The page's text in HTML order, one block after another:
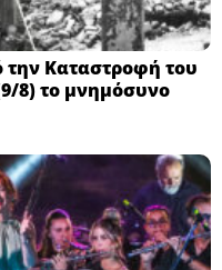
την Καταστροφή του
8) το μνημόσυνο